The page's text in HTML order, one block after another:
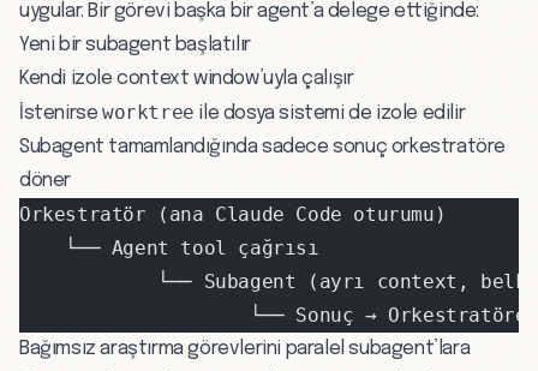
uygular. Bir görevi başka bir agent’a delege ettiğinde:
Yeni bir subagent başlatılır
Kendi izole context window’uyla çalışır
İstenirse worktree ile dosya sistemi de izole edilir
Subagent tamamlandığında sadece sonuç orkestratöre
döner
Orkestratör (ana Claude Code oturumu)
    └── Agent tool çağrısı
└── Subagent (ayrı context,
└── Sonuç → Orkestratöre
Bağımsız araştırma görevlerini paralel subagent’lara